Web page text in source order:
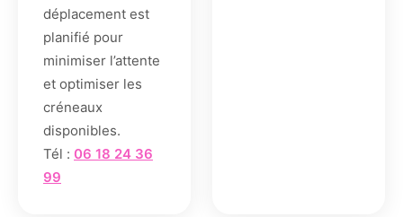
déplacement est
planifié pour
minimiser l’attente
et optimiser les
créneaux
disponibles.
Tél : 06 18 24 36
99